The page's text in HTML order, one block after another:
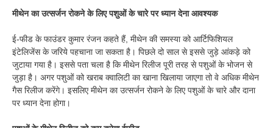
मीथेन का उत्सर्जन रोकने के लिए पशुओं के चारे पर ध्यान देना आवश्यक
ई-फीड के फाउंडर कुमार रंजन कहते हैं, मीथेन की समस्या को आर्टिफिशियल
इंटेलिजेंस के जरिये पहचाना जा सकता है। पिछले दो साल से इससे जुड़े आंकड़े को
जुटाया गया है। इससे पता चला है कि मीथेन रिलीज पूरी तरह से पशुओं के भोजन से
जुड़ा है। अगर पशुओं को खराब क्वालिटी का खाना खिलाया जाएगा तो वे अधिक मीथेन
गैस रिलीज करेंगे। इसलिए मीथेन का उत्सर्जन रोकने के लिए पशुओं के चारे और दाना
पर ध्यान देना होगा।